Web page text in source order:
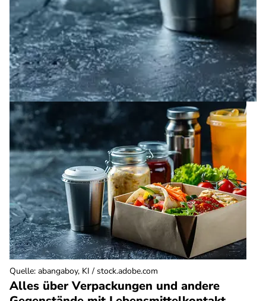
Alles über Verpackungen und andere
Quelle: abangaboy, KI / stock.adobe.com